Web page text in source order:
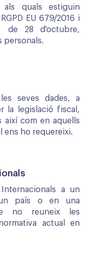
als quals estiguin
EU 679/2016 i
de 28 d'octubre,
personals.
seves dades, a
la legislació fiscal,
així com en aquells
ens ho requereixi.
a un
país o en una
no reuneix les
actual en